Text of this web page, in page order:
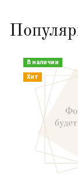
В наличии
Хит